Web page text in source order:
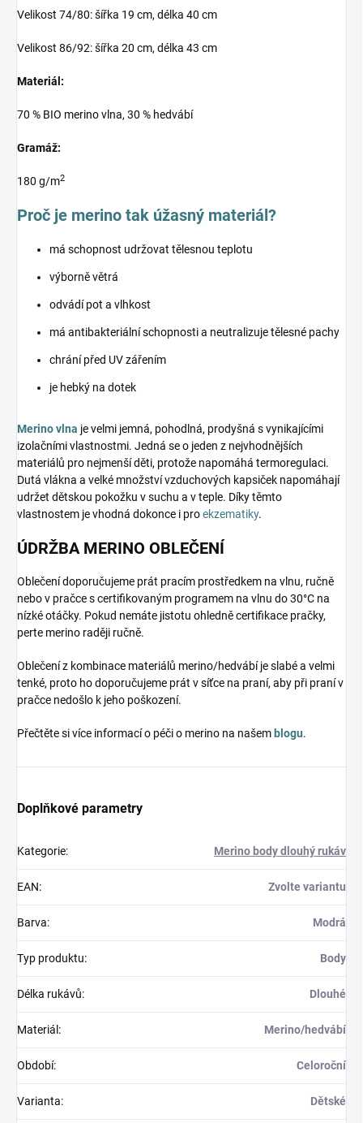
Velikost 74/80: šířka 19 cm, délka 40 cm
Velikost 86/92: šířka 20 cm, délka 43 cm
Materiál:
70 % BIO merino vlna, 30 % hedvábí
Gramáž:
180 g/m2
Proč je merino tak úžasný materiál?
má schopnost udržovat tělesnou teplotu
výborně větrá
odvádí pot a vlhkost
má antibakteriální schopnosti a neutralizuje tělesné pachy
chrání před UV zářením
je hebký na dotek
Merino vlna je velmi jemná, pohodlná, prodyšná s vynikajícími
izolačními vlastnostmi. Jedná se o jeden z nejvhodnějších
materiálů pro nejmenší děti, protože napomáhá termoregulaci.
Dutá vlákna a velké množství vzduchových kapsiček napomáhají
udržet dětskou pokožku v suchu a v teple. Díky těmto
vlastnostem je vhodná dokonce i proekzematiky.
ÚDRŽBA MERINO OBLEČENÍ
Oblečení doporučujeme prát pracím prostředkem na vlnu, ručně
nebo v pračce s certifikovaným programem na vlnu do 30°C na
nízké otáčky. Pokud nemáte jistotu ohledně certifikace pračky,
perte merino raději ručně.
Oblečení z kombinace materiálů merino/hedvábí je slabé a velmi
tenké, proto ho doporučujeme prát v síťce na praní, aby při praní v
pračce nedošlo k jeho poškození.
Přečtěte si více informací o péči o merino na našem blogu.
Doplňkové parametry
Kategorie: Merino body dlouhý rukáv
EAN: Zvolte variantu
Barva: Modrá
Typ produktu: Body
Délka rukávů: Dlouhé
Materiál : Merino/hedvábí
Období: Celoroční
Varianta: Dětské